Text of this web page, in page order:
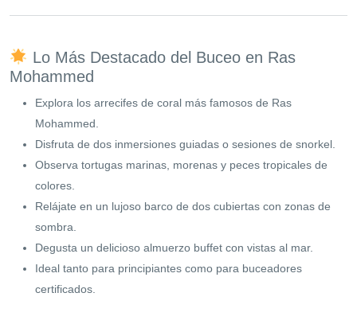
Lo Más Destacado del Buceo en Ras
Mohammed
Explora los arrecifes de coral más famosos de Ras
Mohammed.
Disfruta de dos inmersiones guiadas o sesiones de snorkel.
Observa tortugas marinas, morenas y peces tropicales de
colores.
Relájate en un lujoso barco de dos cubiertas con zonas de
sombra.
Degusta un delicioso almuerzo buffet con vistas al mar.
Ideal tanto para principiantes como para buceadores
certificados.